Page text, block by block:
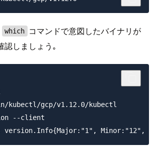
which
コマンドで意図したバイナリが
認しましょう｡
kubectl/gcp/v1.12.0/kubectl
--client